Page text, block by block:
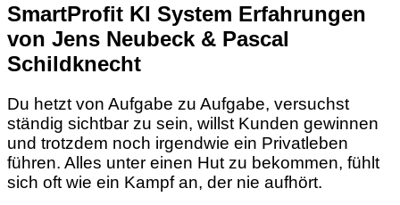
SmartProfit KI System Erfahrungen
von Jens Neubeck & Pascal
Schildknecht
Du hetzt von Aufgabe zu Aufgabe, versuchst
ständig sichtbar zu sein, willst Kunden gewinnen
und trotzdem noch irgendwie ein Privatleben
führen. Alles unter einen Hut zu bekommen, fühlt
sich oft wie ein Kampf an, der nie aufhört.